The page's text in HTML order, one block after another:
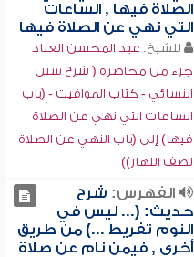
الصلاة فيها , الساعات
التي نهي عن الصلاة فيها
للشيخ: عبد المحسن العباد
جزء من محاضرة ( شرح سنن
النسائي - كتاب المواقيت - (باب
الساعات التي نهي عن الصلاة
فيها) إلى (باب النهي عن الصلاة
نصف النهار))
الفهرس: شرح
حديث: (... ليس في
النوم تفريط ...) من طريق
أخرى , فيمن نام عن صلاة